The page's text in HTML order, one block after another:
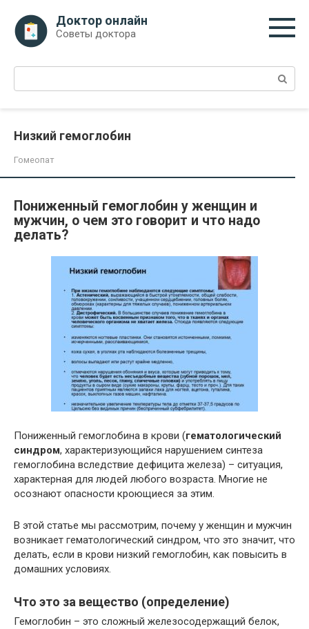
контенту
Доктор онлайн
Советы доктора
Поиск:
Низкий гемоглобин
Гомеопат
Пониженный гемоглобин у женщин и
мужчин, о чем это говорит и что надо
делать?
Пониженный гемоглобина в крови (гематологический
синдром, характеризующийся нарушением синтеза
гемоглобина вследствие дефицита железа) – ситуация,
характерная для людей любого возраста. Многие не
осознают опасности кроющиеся за этим.
В этой статье мы рассмотрим, почему у женщин и мужчин
возникает гематологический синдром, что это значит, что
делать, если в крови низкий гемоглобин, как повысить в
домашних условиях.
Что это за вещество (определение)
Гемоглобин – это сложный железосодержащий белок,